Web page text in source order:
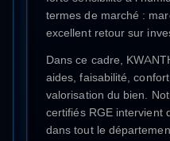
termes de marché :
excellent retour sur
Dans ce cadre,
aides, faisabilité,
valorisation du bien.
certifiés RGE intervient
dans tout le